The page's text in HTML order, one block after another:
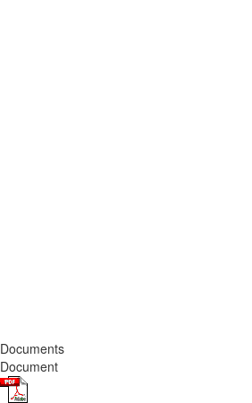
Documents
Document